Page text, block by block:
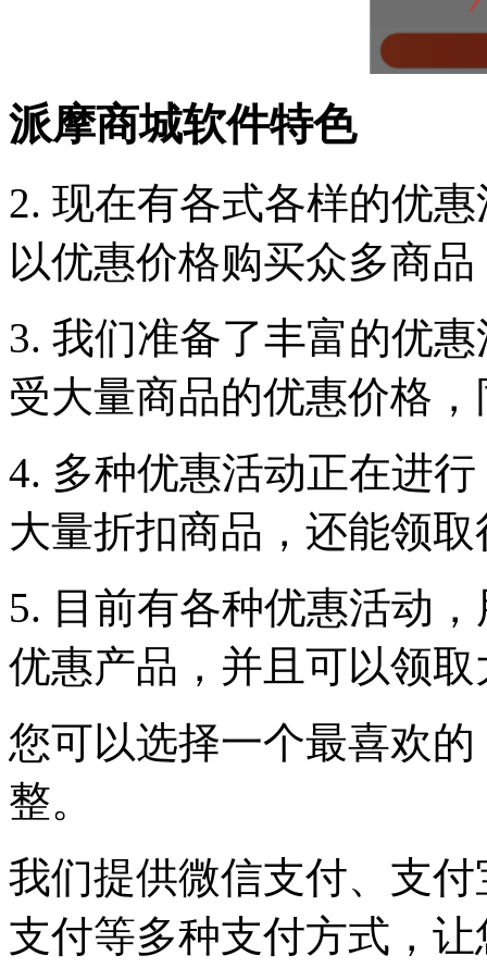
派摩商城软件特色
2. 现在有各式各样的优
以优惠价格购买众多商
3. 我们准备了丰富的优
受大量商品的优惠价格
4. 多种优惠活动正在进
大量折扣商品，还能领
5. 目前有各种优惠活动
优惠产品，并且可以领
您可以选择一个最喜欢
整。
我们提供微信支付、支
支付等多种支付方式，